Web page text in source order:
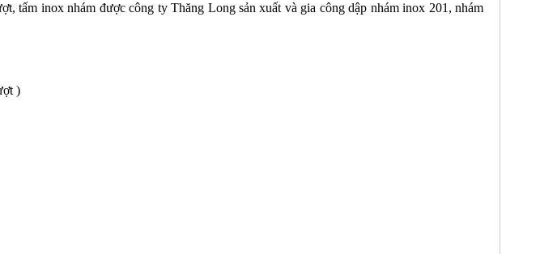
tấm inox nhám được công ty Thăng Long sản xuất và gia công dập nhám inox 201, nhám
)